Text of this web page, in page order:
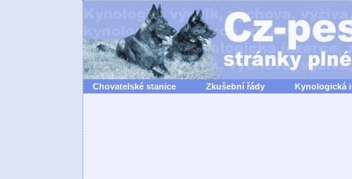
Chovatelské stanice Zkušební řády Kynologická